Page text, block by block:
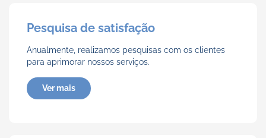
Pesquisa de satisfação
Anualmente, realizamos pesquisas com os clientes
para aprimorar nossos serviços.
Ver mais